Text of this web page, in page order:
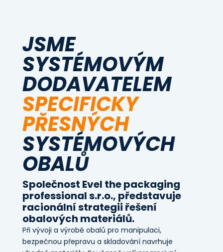
JSME
SYSTÉMOVÝM
DODAVATELEM
SPECIFICKY
PŘESNÝCH
SYSTÉMOVÝCH
OBALŮ
Společnost Evel the packaging
professional s.r.o., představuje
racionální strategii řešení
obalových materiálů.
Při vývoji a výrobě obalů pro manipulaci,
bezpečnou přepravu a skladování navrhuje